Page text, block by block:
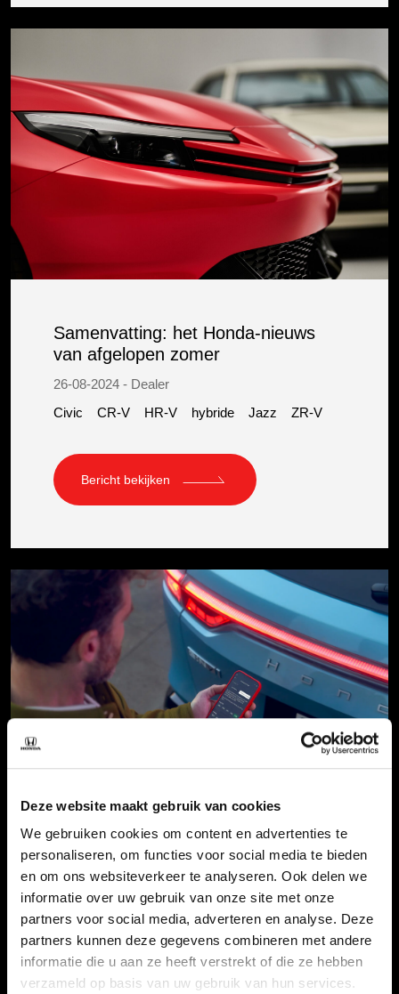
Deze website maakt gebruik van cookies
We gebruiken cookies om content en advertenties te
personaliseren, om functies voor social media te bieden
en om ons websiteverkeer te analyseren. Ook delen we
informatie over uw gebruik van onze site met onze
partners voor social media, adverteren en analyse. Deze
partners kunnen deze gegevens combineren met andere
informatie die u aan ze heeft verstrekt of die ze hebben
verzameld op basis van uw gebruik van hun services.
Samenvatting: het Honda-nieuws
van afgelopen zomer
26-08-2024 - Dealer
Civic
CR-V HR-V hybride Jazz ZR-V
Bericht bekijken
Update voor My Honda+-app
04-07-2024 - Dealer
Civic
CR-V e:Ny1 Jazz ZR-V
Bericht bekijken